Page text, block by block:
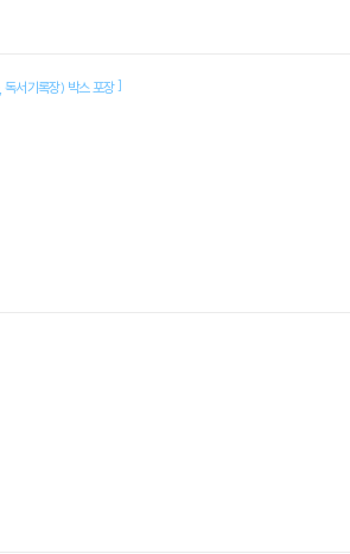
독서기록장) 박스 포장]